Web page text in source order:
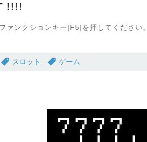
!!!!
ァンクションキー[F5]を押してください。
スロット ゲーム